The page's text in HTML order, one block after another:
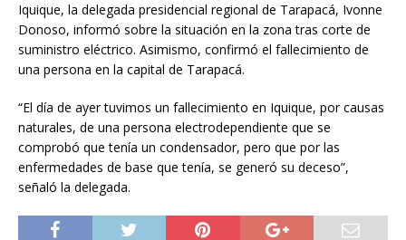
Iquique, la delegada presidencial regional de Tarapacá, Ivonne
Donoso, informó sobre la situación en la zona tras corte de
suministro eléctrico. Asimismo, confirmó el fallecimiento de
una persona en la capital de Tarapacá.
“El día de ayer tuvimos un fallecimiento en Iquique, por causas
naturales, de una persona electrodependiente que se
comprobó que tenía un condensador, pero que por las
enfermedades de base que tenía, se generó su deceso”,
señaló la delegada.